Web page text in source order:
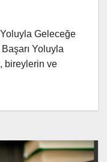
Geleceğe
Yoluyla
bireylerin ve